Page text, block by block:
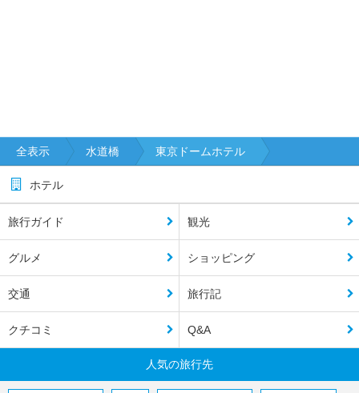
全表示 水道橋 東京ドームホテル
ホテル
旅行ガイド 観光
グルメ ショッピング
交通 旅行記
クチコミ Q&A
人気の旅行先